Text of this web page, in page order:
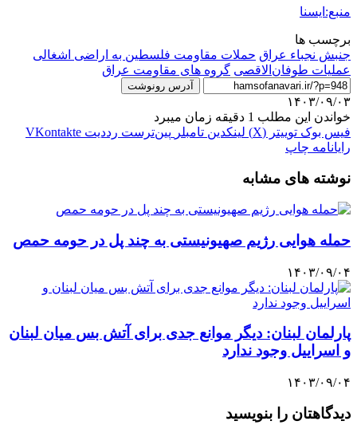
منبع:ایسنا
برچسب ها
جنبش نجباء عراق حملات مقاومت فلسطین به اراضی اشغالی
عملیات طوفان‌الاقصی گروه های مقاومت عراق
آدرس رونوشت
۱۴۰۳/۰۹/۰۳
خواندن این مطلب 1 دقیقه زمان میبرد
فیس بوک توییتر (X) لینکدین ‫تامبلر ‫پین‌ترست ‫رددیت ‫VKontakte
رایانامه چاپ
نوشته های مشابه
حمله هوایی رژیم صهیونیستی به چند پل در حومه حمص
۱۴۰۳/۰۹/۰۴
پارلمان لبنان: دیگر موانع جدی برای آتش بس میان لبنان
و اسراییل وجود ندارد
۱۴۰۳/۰۹/۰۴
دیدگاهتان را بنویسید